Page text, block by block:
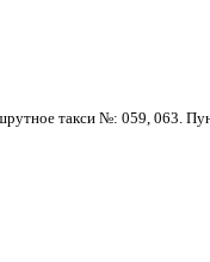
такси №: 059, 063.